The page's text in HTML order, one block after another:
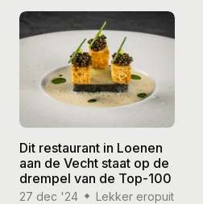
Dit restaurant in Loenen
aan de Vecht staat op de
drempel van de Top-100
27 dec '24 Lekker eropuit